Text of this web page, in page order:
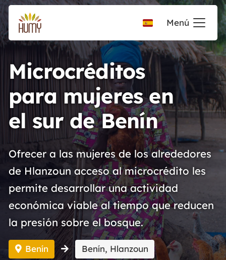
Menú
Microcréditos
para mujeres en
el sur de Benín
Ofrecer a las mujeres de los alrededores
de Hlanzoun acceso al microcrédito les
permite desarrollar una actividad
económica viable al tiempo que reducen
la presión sobre el bosque.
Benín Benín, Hlanzoun